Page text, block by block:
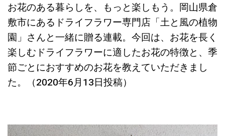
お花のある暮らしを、もっと楽しもう。岡山県倉
敷市にあるドライフラワー専門店「土と風の植物
園」さんと一緒に贈る連載。今回は、お花を長く
楽しむドライフラワーに適したお花の特徴と、季
節ごとにおすすめのお花を教えていただきまし
た。（2020年6月13日投稿）